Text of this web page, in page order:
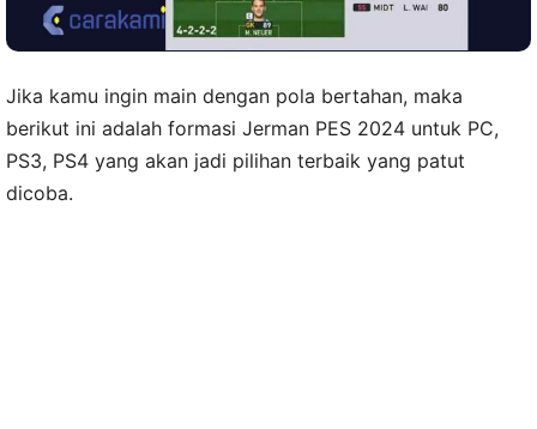
Jika kamu ingin main dengan pola bertahan, maka
berikut ini adalah formasi Jerman PES 2024 untuk PC,
PS3, PS4 yang akan jadi pilihan terbaik yang patut
dicoba.